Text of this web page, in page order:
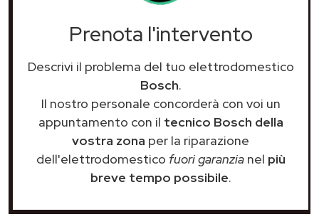
Prenota l'intervento
Descrivi il problema del tuo elettrodomestico
Bosch.
Il nostro personale concorderà con voi un
appuntamento con il tecnico Bosch della
vostra zona per la riparazione
dell'elettrodomestico fuori garanzianel più
breve tempo possibile.